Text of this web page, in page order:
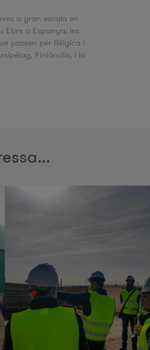
a gran escala en
Ebre a Espanya; les
passen per Bèlgica i
Finlàndia, i la